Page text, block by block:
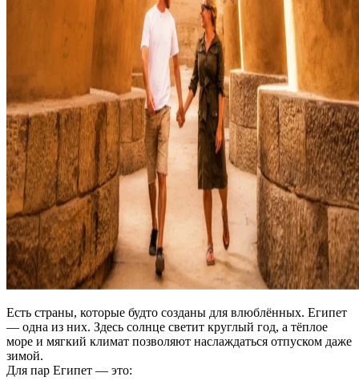
Есть страны, которые будто созданы для влюблённых. Египет
— одна из них. Здесь солнце светит круглый год, а тёплое
море и мягкий климат позволяют наслаждаться отпуском даже
зимой.
Для пар Египет — это: